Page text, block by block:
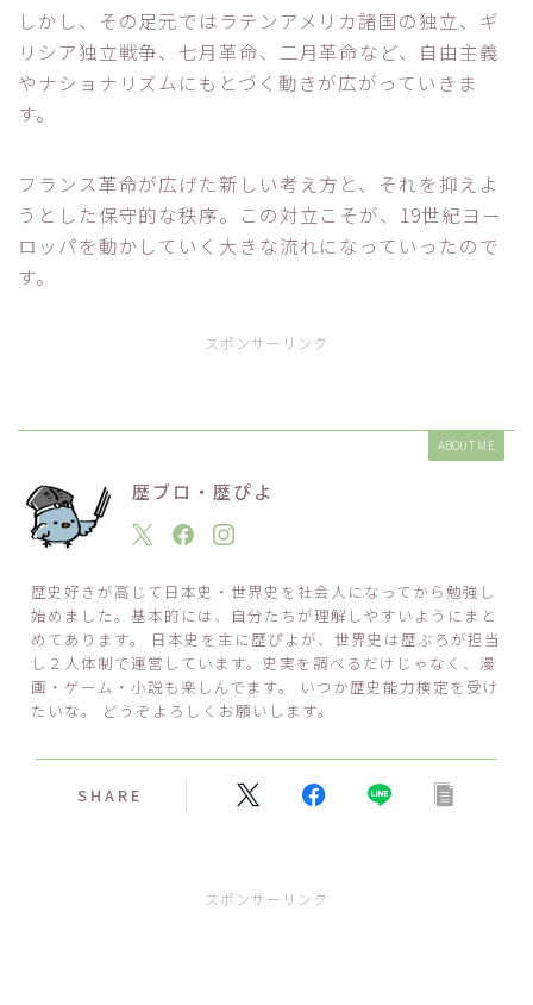
しかし、その足元ではラテンアメリカ諸国の独立、ギ
リシア独立戦争、七月革命、二月革命など、自由主義
やナショナリズムにもとづく動きが広がっていきま
す。
フランス革命が広げた新しい考え方と、それを抑えよ
うとした保守的な秩序。この対立こそが、19世紀ヨー
ロッパを動かしていく大きな流れになっていったので
す。
スポンサーリンク
ABOUT ME
歴ブロ・歴ぴよ
歴史好きが高じて日本史・世界史を社会人になってから勉強し
始めました。基本的には、自分たちが理解しやすいようにまと
めてあります。 日本史を主に歴ぴよが、世界史は歴ぶろが担当
し２人体制で運営しています。史実を調べるだけじゃなく、漫
画・ゲーム・小説も楽しんでます。 いつか歴史能力検定を受け
たいな。 どうぞよろしくお願いします。
SHARE
スポンサーリンク